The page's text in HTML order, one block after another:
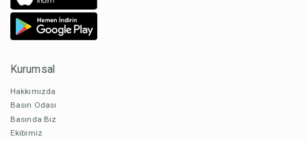
Kurumsal
Hakkımızda
Basın Odası
Basında Biz
Ekibimiz